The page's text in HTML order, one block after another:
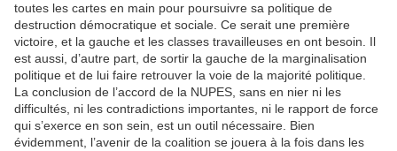
toutes les cartes en main pour poursuivre sa politique de
destruction démocratique et sociale. Ce serait une première
victoire, et la gauche et les classes travailleuses en ont besoin. Il
est aussi, d’autre part, de sortir la gauche de la marginalisation
politique et de lui faire retrouver la voie de la majorité politique.
La conclusion de l’accord de la NUPES, sans en nier ni les
difficultés, ni les contradictions importantes, ni le rapport de force
qui s’exerce en son sein, est un outil nécessaire. Bien
évidemment, l’avenir de la coalition se jouera à la fois dans les